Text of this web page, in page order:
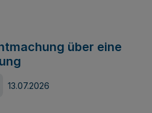
über eine
13.07.2026